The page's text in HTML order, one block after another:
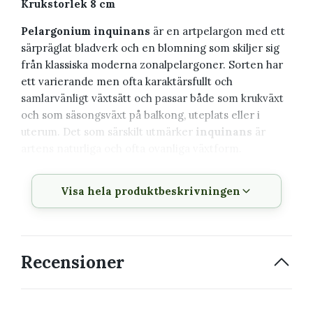
Krukstorlek 8 cm
Pelargonium inquinans är en artpelargon med ett
särpräglat bladverk och en blomning som skiljer sig
från klassiska moderna zonalpelargoner. Sorten har
ett varierande men ofta karaktärsfullt och
samlarvänligt växtsätt och passar både som krukväxt
och som säsongsväxt på balkong, uteplats eller i
uterum. Det som särskilt utmärker inquinans är
Växtbeskrivning
Svenskt namn
Visa hela produktbeskrivningen
Recensioner